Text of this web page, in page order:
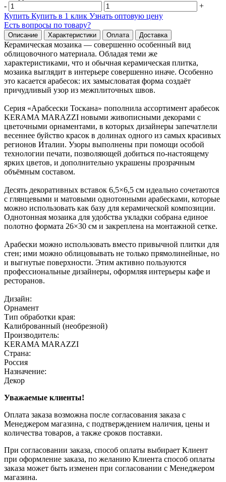
-
+
Купить Купить в 1 клик Узнать оптовую цену
Есть вопросы по товару?
Описание Характеристики Оплата Доставка
Керамическая мозаика — совершенно особенный вид
облицовочного материала. Обладая теми же
характеристиками, что и обычная керамическая плитка,
мозаика выглядит в интерьере совершенно иначе. Особенно
это касается арабесок: их замысловатая форма создаёт
причудливый узор из межплиточных швов.
Серия «Арабсески Тоскана» пополнила ассортимент арабесок
KERAMA MARAZZI новыми живописными декорами с
цветочными орнаментами, в которых дизайнеры запечатлели
весеннее буйство красок в долинах одного из самых красивых
регионов Италии. Узоры выполнены при помощи особой
технологии печати, позволяющей добиться по-настоящему
ярких цветов, и дополнительно украшены прозрачным
объёмным составом.
Десять декоративных вставок 6,5×6,5 см идеально сочетаются
с глянцевыми и матовыми однотонными арабесками, которые
можно использовать как базу для керамической композиции.
Однотонная мозаика для удобства укладки собрана единое
полотно формата 26×30 см и закреплена на монтажной сетке.
Арабески можно использовать вместо привычной плитки для
стен; ими можно облицовывать не только прямолинейные, но
и выгнутые поверхности. Этим активно пользуются
профессиональные дизайнеры, оформляя интерьеры кафе и
ресторанов.
Дизайн:
Орнамент
Тип обработки края:
Калиброванный (необрезной)
Производитель:
KERAMA MARAZZI
Страна:
Россия
Назначение:
Декор
Уважаемые клиенты!
Оплата заказа возможна после согласования заказа с
Менеджером магазина, с подтверждением наличия, цены и
количества товаров, а также сроков поставки.
При согласовании заказа, способ оплаты выбирает Клиент
при оформление заказа, по желанию Клиента способ оплаты
заказа может быть изменен при согласовании с Менеджером
магазина.